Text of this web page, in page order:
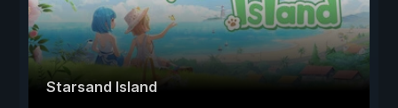
Starsand Island